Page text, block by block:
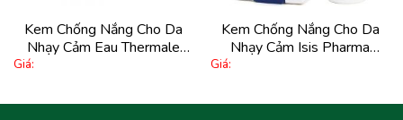
Kem Chống Nắng Cho Da
Nhạy Cảm Eau Thermale
Avène Emulsion Uva Spf
Giá:
Kem Chống Nắng Cho Da
Nhạy Cảm Isis Pharma
Uveblock 80 Invisible Cream
Giá: